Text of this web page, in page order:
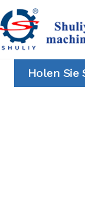
Zum
Inhalt
springen
Holen Sie